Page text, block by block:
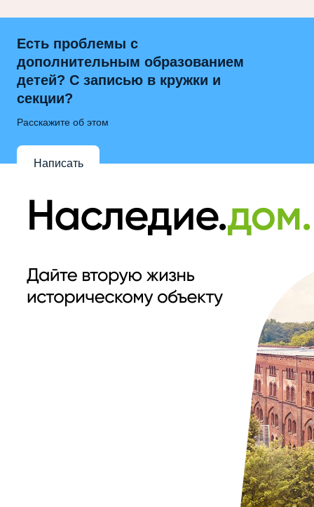
Есть проблемы с
дополнительным образованием
детей? С записью в кружки и
секции?
Расскажите об этом
Написать